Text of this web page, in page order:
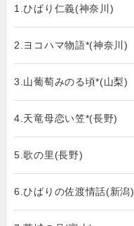
1.ひばり仁義(神奈川)
2.ヨコハマ物語*(神奈川)
3.山葡萄みのる頃*(山梨)
4.天竜母恋い笠*(長野)
5.歌の里(長野)
6.ひばりの佐渡情話(新潟)